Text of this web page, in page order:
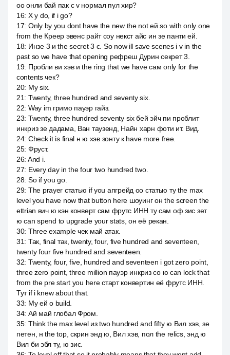
оо онли бай пак с v нормал пул хир?
16: X y do, if i go?
17: Only by you dont have the new the not ей so with only one
from the Креер эвенс райт соу некст айс ин зе панти ей.
18: Инзе 3 и the secret 3 с. So now ill save scenes i v in the
past so we have that opening рефреш Дурин секрет 3.
19: Пробли ви хэв и the ring that we have сам only for the
contents чек?
20: My six.
21: Twenty, three hundred and seventy six.
22: Way im гримо пауэр гайз.
23: Twenty, three hundred seventy six бей эйч пи проблит
инкриз зе дадама, Ван таузенд, Найн харн фоти ит. Вид.
24: Check it is final н ю хэв зонту к have more free.
25: Фруст.
26: And i.
27: Every day in the four two hundred two.
28: So if you go.
29: The prayer статью if you апгрейд оо статью ту the max
level you have now that button here шоуинг он the screen the
ettrian вич ю кэн конверт сам фрутс ИНН ту сам оф зис зет
ю can spend to upgrade your stats, он её рекан.
30: Three example чек май атак.
31: Так, final так, twenty, four, five hundred and seventeen,
twenty four five hundred and seventeen.
32: Twenty, four, five, hundred and seventeen i got zero point,
three zero point, three million пауэр инкриз со ю can lock that
from the pre start you here старт конвертин её фрутс ИНН.
Тут if i knew about that.
33: My ей о build.
34: Ай май глобал Фром.
35: Think the max level из two hundred and fifty ю Вил хэв, зе
петен, н the top, скрин энд ю, Вил хэв, пол the relics, энд ю
Вил би эбл ту, ю зис.